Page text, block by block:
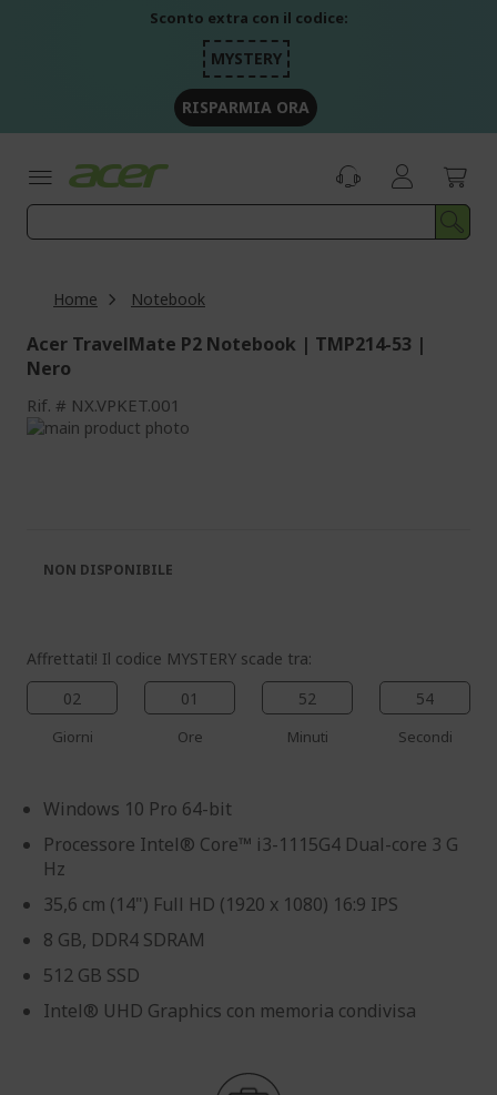
Sconto extra con il codice:
MYSTERY
RISPARMIA ORA
Home Notebook
Acer TravelMate P2 Notebook | TMP214-53 |
Nero
Rif. NX.VPKET.001
Vai
immagini
immagini
Affrettati! Il codice MYSTERY scade tra:
02
Giorni
01
Ore
52
Minuti
54
Secondi
Windows 10 Pro 64-bit
Processore Intel® Core™ i3-1115G4 Dual-core 3 G
Hz
35,6 cm (14") Full HD (1920 x 1080) 16:9 IPS
8 GB, DDR4 SDRAM
512 GB SSD
Intel® UHD Graphics con memoria condivisa
NON DISPONIBILE